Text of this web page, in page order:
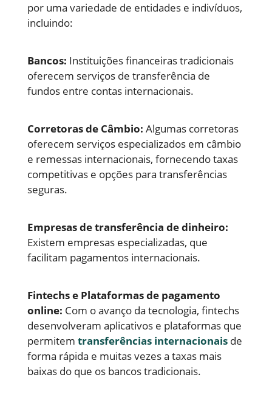
por uma variedade de entidades e indivíduos,
incluindo:
Bancos: Instituições financeiras tradicionais
oferecem serviços de transferência de
fundos entre contas internacionais.
Corretoras de Câmbio: Algumas corretoras
oferecem serviços especializados em câmbio
e remessas internacionais, fornecendo taxas
competitivas e opções para transferências
seguras.
Empresas de transferência de dinheiro:
Existem empresas especializadas, que
facilitam pagamentos internacionais.
Fintechs e Plataformas de pagamento
online: Com o avanço da tecnologia, fintechs
desenvolveram aplicativos e plataformas que
permitem transferências internacionaisde
forma rápida e muitas vezes a taxas mais
baixas do que os bancos tradicionais.